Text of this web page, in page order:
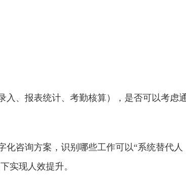
、报表统计、考勤核算），是否可以考虑
咨询方案，识别哪些工作可以“系统替代人
实现人效提升。